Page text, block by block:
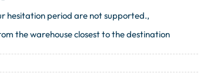
hesitation period are not supported.,
the warehouse closest to the destination